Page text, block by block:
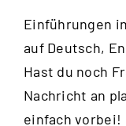
Einführungen
auf Deutsch,
Hast du noch
Nachricht an
einfach vorbei!